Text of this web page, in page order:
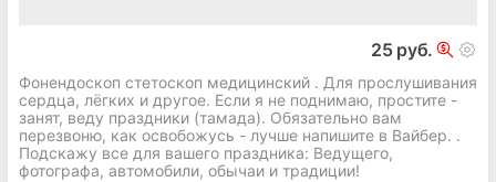
25 руб.
Фонендоскоп стетоскоп медицинский . Для прослушивания
сердца, лёгких и другое. Если я не поднимаю, простите -
занят, веду праздники (тамада). Обязательно вам
перезвоню, как освобожусь - лучше напишите в Вайбер. .
Подскажу все для вашего праздника: Ведущего,
фотографа, автомобили, обычаи и традиции!